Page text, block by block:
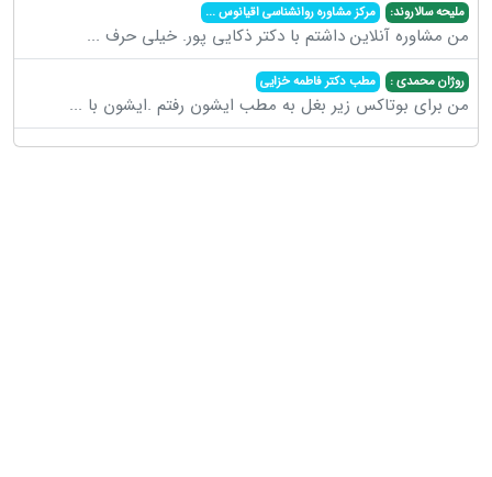
ملیحه سالاروند: مرکز مشاوره روانشناسی اقیانوس...
من مشاوره آنلاین داشتم با دکتر ذکایی پور. خیلی حرف ...
روژان محمدی : مطب دکتر فاطمه خزایی
من برای بوتاکس زیر بغل به مطب ایشون رفتم .ایشون با ...